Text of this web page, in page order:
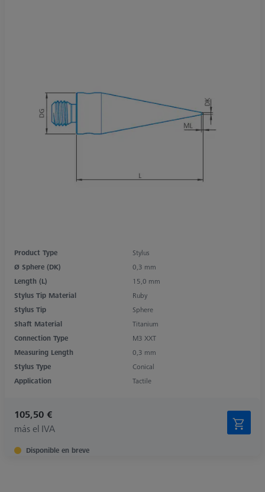
Product Type
Stylus
Ø Sphere (DK)
0,3 mm
Length (L)
15,0 mm
Stylus Tip Material
Ruby
Stylus Tip
Sphere
Shaft Material
Titanium
Connection Type
M3 XXT
Measuring Length
0,3 mm
Stylus Type
Conical
Application
Tactile
105,50 €
más el IVA
Disponible en breve